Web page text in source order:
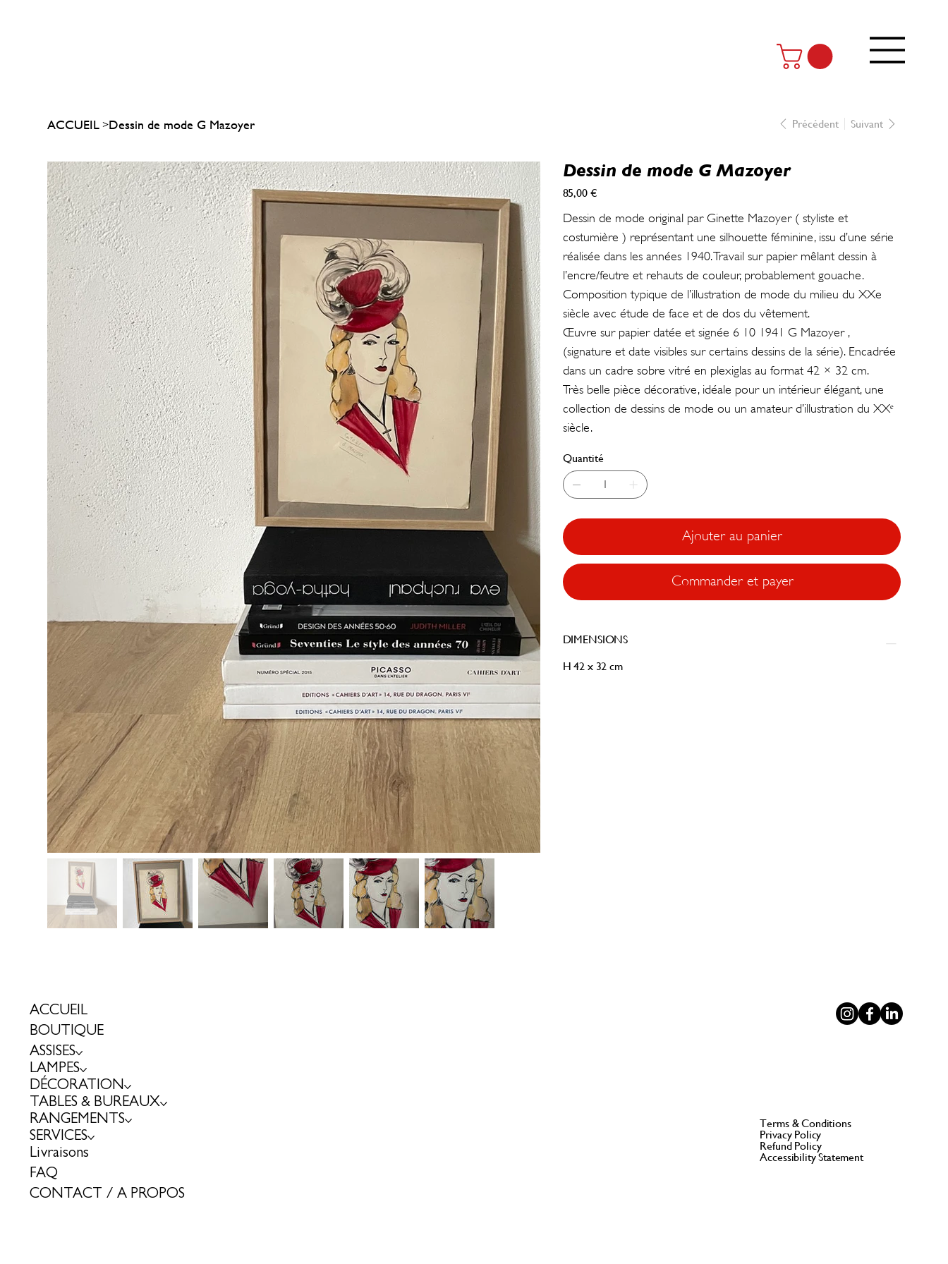
ACCUEIL >Dessin de mode G Mazoyer Précédent Suivant
Dessin de mode G Mazoyer
Prix
85,00 €
Dessin de mode original par Ginette Mazoyer ( styliste et
costumière ) représentant une silhouette féminine, issu d’une série
réalisée dans les années 1940. Travail sur papier mêlant dessin à
l’encre/feutre et rehauts de couleur, probablement gouache.
Composition typique de l’illustration de mode du milieu du XXe
siècle avec étude de face et de dos du vêtement.
Œuvre sur papier datée et signée 6 10 1941 G Mazoyer ,
(signature et date visibles sur certains dessins de la série). Encadrée
dans un cadre sobre vitré en plexiglas au format 42 × 32 cm.
Très belle pièce décorative, idéale pour un intérieur élégant, une
collection de dessins de mode ou un amateur d’illustration du XXᵉ
siècle.
Quantité
Ajouter au panier
Commander et payer
DIMENSIONS
H 42 x 32 cm
ACCUEIL
BOUTIQUE
ASSISES
LAMPES
DÉCORATION
TABLES & BUREAUX
RANGEMENTS
SERVICES
Livraisons
FAQ
CONTACT / A PROPOS
Terms & Conditions
Privacy Policy
Refund Policy
Accessibility Statement